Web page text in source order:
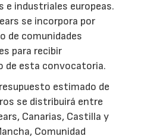
industriales europeas.
se incorpora por
de comunidades
para recibir
de esta convocatoria.
estimado de
se distribuirá entre
Canarias, Castilla y
Comunidad